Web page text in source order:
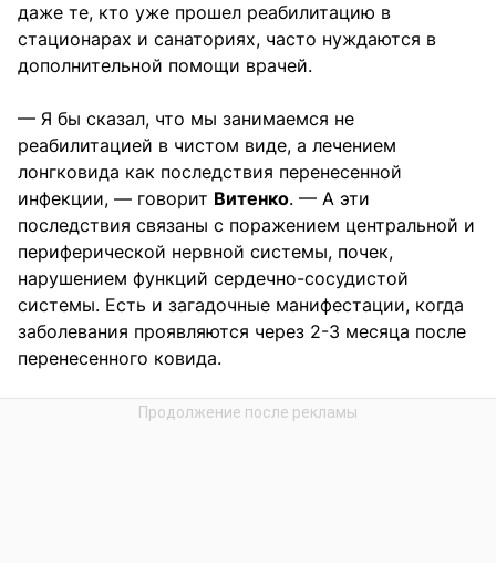
даже те, кто уже прошел реабилитацию в
стационарах и санаториях, часто нуждаются в
дополнительной помощи врачей.
— Я бы сказал, что мы занимаемся не
реабилитацией в чистом виде, а лечением
лонгковида как последствия перенесенной
инфекции, — говорит Витенко. — А эти
последствия связаны с поражением центральной и
периферической нервной системы, почек,
нарушением функций сердечно-сосудистой
системы. Есть и загадочные манифестации, когда
заболевания проявляются через 2-3 месяца после
перенесенного ковида.